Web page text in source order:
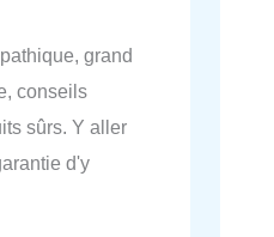
grand
conseils
sûrs. Y aller
d'y